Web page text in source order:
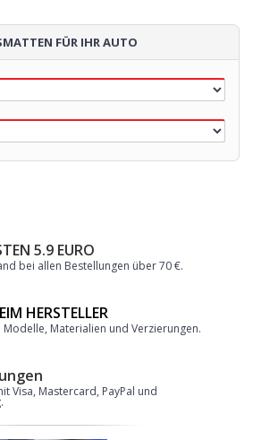
FÜR IHR AUTO
5.9 EURO
bei allen Bestellungen über 70 €.
HERSTELLER
Modelle, Materialien und Verzierungen.
Visa, Mastercard, PayPal und